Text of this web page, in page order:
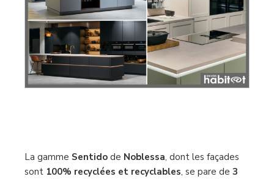
La gamme Sentido de Noblessa, dont les façades
sont 100% recyclées et recyclables, se pare de 3